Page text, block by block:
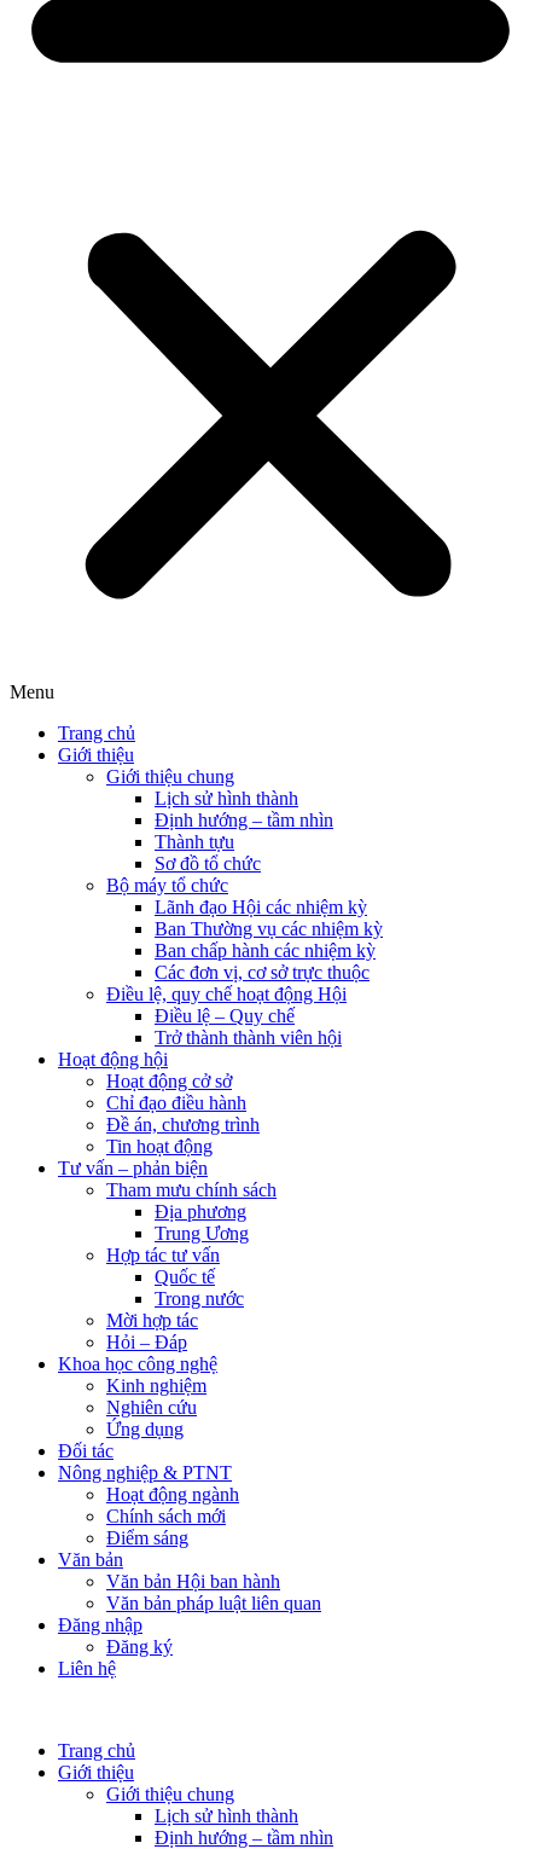
Menu
Trang chủ
Giới thiệu
Giới thiệu chung
Lịch sử hình thành
Định hướng – tầm nhìn
Thành tựu
Sơ đồ tổ chức
Bộ máy tổ chức
Lãnh đạo Hội các nhiệm kỳ
Ban Thường vụ các nhiệm kỳ
Ban chấp hành các nhiệm kỳ
Các đơn vị, cơ sở trực thuộc
Điều lệ, quy chế hoạt động Hội
Điều lệ – Quy chế
Trở thành thành viên hội
Hoạt động hội
Hoạt động cở sở
Chỉ đạo điều hành
Đề án, chương trình
Tin hoạt động
Tư vấn – phản biện
Tham mưu chính sách
Địa phương
Trung Ương
Hợp tác tư vấn
Quốc tế
Trong nước
Mời hợp tác
Hỏi – Đáp
Khoa học công nghệ
Kinh nghiệm
Nghiên cứu
Ứng dụng
Đối tác
Nông nghiệp & PTNT
Hoạt động ngành
Chính sách mới
Điểm sáng
Văn bản
Văn bản Hội ban hành
Văn bản pháp luật liên quan
Đăng nhập
Đăng ký
Liên hệ
Trang chủ
Giới thiệu
Giới thiệu chung
Lịch sử hình thành
Định hướng – tầm nhìn